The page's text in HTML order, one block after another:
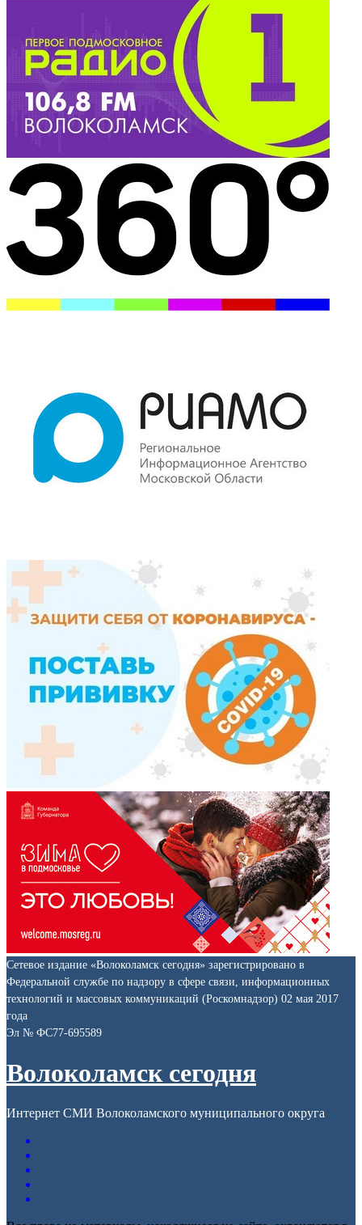
Сетевое издание «Волоколамск сегодня» зарегистрировано в
Федеральной службе по надзору в сфере связи, информационных
технологий и массовых коммуникаций (Роскомнадзор) 02 мая 2017
года
Эл № ФС77-695589
Волоколамск сегодня
Интернет СМИ Волоколамского муниципального округа